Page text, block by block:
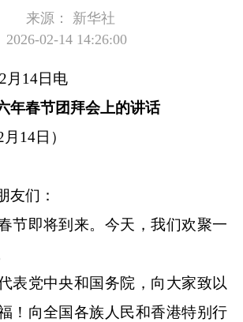
来源：
新华社
2026-02-14 14:26:00
月14日电
年春节团拜会上的讲话
14日）
们：
即将到来。今天，我们欢聚一
党中央和国务院，向大家致以
！向全国各族人民和香港特别行